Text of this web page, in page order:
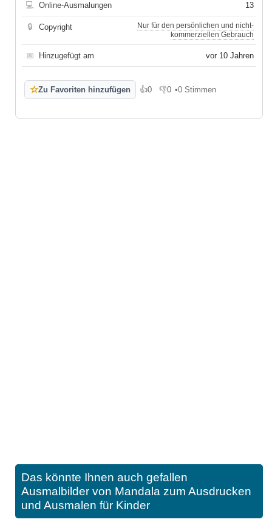
💻 Online-Ausmalungen 13
🔒 Copyright
Nur für den persönlichen und nicht-
kommerziellen Gebrauch
📅 Hinzugefügt am vor 10 Jahren
☆Zu Favoriten hinzufügen 👍0
Gefällt mir
👎0
Gefällt mir nicht
•0 Stimmen
Das könnte Ihnen auch gefallen
Ausmalbilder von Mandala zum Ausdrucken
und Ausmalen für Kinder